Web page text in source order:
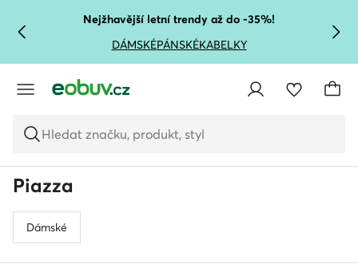
PŘEJÍT NA HLAVNÍ OBSAH
PŘEJÍT NA VYHLEDÁVÁNÍ
Nejžhavější letní trendy až do -35%!
DÁMSKÉPÁNSKÉKABELKY
Hledat značku, produkt, styl
Piazza
Dámské